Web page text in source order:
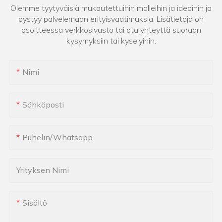
Olemme tyytyväisiä mukautettuihin malleihin ja ideoihin ja
pystyy palvelemaan erityisvaatimuksia. Lisätietoja on
osoitteessa verkkosivusto tai ota yhteyttä suoraan
kysymyksiin tai kyselyihin.
Nimi
Sähköposti
Puhelin/whatsapp
Yrityksen Nimi
Sisältö